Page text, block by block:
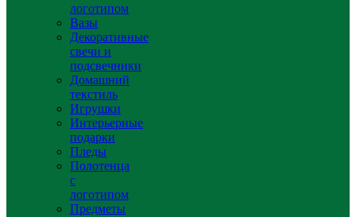
логотипом
Вазы
Декоративные
свечи и
подсвечники
Домашний
текстиль
Игрушки
Интерьерные
подарки
Пледы
Полотенца
с
логотипом
Предметы